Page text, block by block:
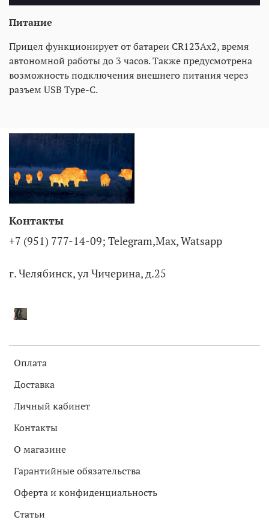
Питание
Прицел функционирует от батареи CR123Аx2, время
автономной работы до 3 часов. Также предусмотрена
возможность подключения внешнего питания через
разъем USB Type-C.
Оплата
Доставка
Личный кабинет
Контакты
О магазине
Гарантийные обязательства
Оферта и конфиденциальность
Статьи
Контакты
+7 (951) 777-14-09; Telegram,Max, Watsapp
г. Челябинск, ул Чичерина, д.25